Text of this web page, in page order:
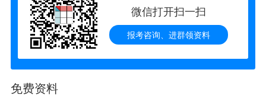
微信打开扫一扫
报考咨询、进群领资料
免费资料